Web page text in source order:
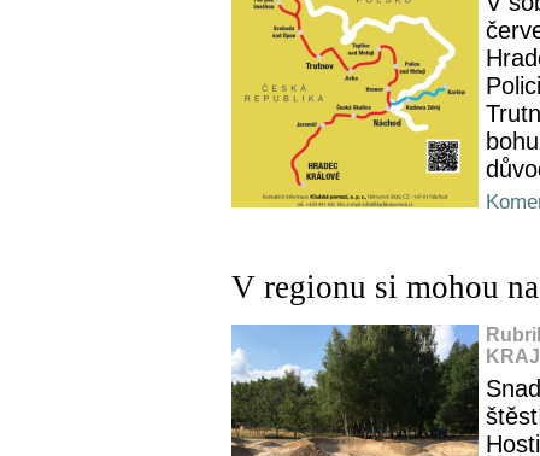
V regionu si mohou